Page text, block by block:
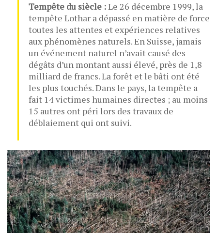
Tempête du siècle :Le 26 décembre 1999, la
tempête Lothar a dépassé en matière de force
toutes les attentes et expériences relatives
aux phénomènes naturels. En Suisse, jamais
un événement naturel n’avait causé des
dégâts d’un montant aussi élevé, près de 1,8
milliard de francs. La forêt et le bâti ont été
les plus touchés. Dans le pays, la tempête a
fait 14 victimes humaines directes ; au moins
15 autres ont péri lors des travaux de
déblaiement qui ont suivi.